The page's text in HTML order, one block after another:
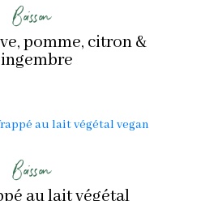
Boisson
pomme, citron &
Boisson